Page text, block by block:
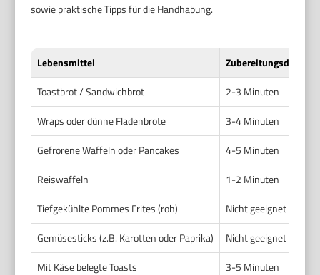
sowie praktische Tipps für die Handhabung.
Lebensmittel
Zubereitungsdauer
Toastbrot / Sandwichbrot
2-3 Minuten
Wraps oder dünne Fladenbrote
3-4 Minuten
Gefrorene Waffeln oder Pancakes
4-5 Minuten
Reiswaffeln
1-2 Minuten
Tiefgekühlte Pommes Frites (roh)
Nicht geeignet
Gemüsesticks (z.B. Karotten oder Paprika)
Nicht geeignet
Mit Käse belegte Toasts
3-5 Minuten